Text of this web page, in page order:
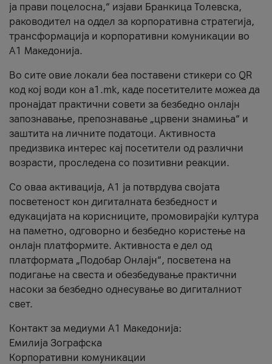
ја прави поцелосна,“ изјави Бранкица Толевска,
раководител на оддел за корпоративна стратегија,
трансформација и корпоративни комуникации во
А1 Македонија.
Во сите овие локали беа поставени стикери со QR
код кој води кон a1.mk, каде посетителите можеа да
пронајдат практични совети за безбедно онлајн
запознавање, препознавање „црвени знамиња“ и
заштита на личните податоци. Активноста
предизвика интерес кај посетители од различни
возрасти, проследена со позитивни реакции.
Со оваа активација, А1 ја потврдува својата
посветеност кон дигиталната безбедност и
едукацијата на корисниците, промовирајќи култура
на паметно, одговорно и безбедно користење на
онлајн платформите. Активноста е дел од
платформата „Подобар Онлајн“, посветена на
подигање на свеста и обезбедување практични
насоки за безбедно однесување во дигиталниот
свет.
Контакт за медиуми А1 Македонија:
Емилија Зографска
Корпоративни комуникации